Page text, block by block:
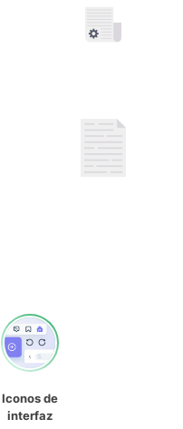
Iconos de
interfaz